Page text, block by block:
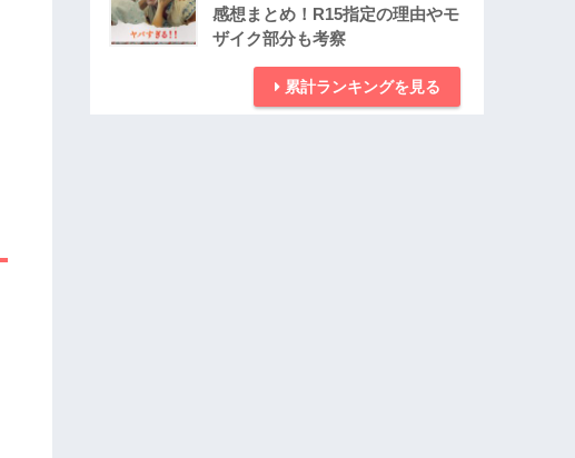
感想まとめ！R15指定の理由やモ
ザイク部分も考察
累計ランキングを見る